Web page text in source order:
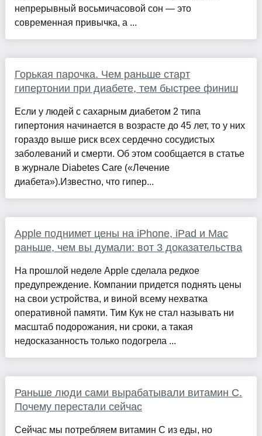
непрерывный восьмичасовой сон — это
современная привычка, а ...
Горькая парочка. Чем раньше старт
гипертонии при диабете, тем быстрее финиш
Если у людей с сахарным диабетом 2 типа
гипертония начинается в возрасте до 45 лет, то у них
гораздо выше риск всех сердечно сосудистых
заболеваний и смерти. Об этом сообщается в статье
в журнале Diabetes Care («Лечение
диабета»).Известно, что гипер...
Apple поднимет цены на iPhone, iPad и Mac
раньше, чем вы думали: вот 3 доказательства
На прошлой неделе Apple сделала редкое
предупреждение. Компании придется поднять цены
на свои устройства, и виной всему нехватка
оперативной памяти. Тим Кук не стал называть ни
масштаб подорожания, ни сроки, а такая
недосказанность только подогрела ...
Раньше люди сами вырабатывали витамин C.
Почему перестали сейчас
Сейчас мы потребляем витамин С из еды, но